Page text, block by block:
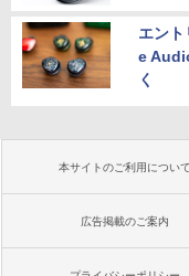
エン
e
く
本サイトのご利用について
広告掲載のご案内